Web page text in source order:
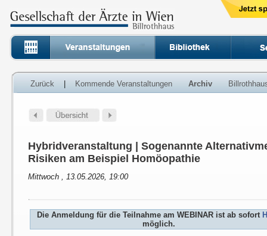
Zurück Kommende Veranstaltungen Archiv
Hybridveranstaltung | Sogenannte
Risiken am Beispiel Homöopathie
Mittwoch , 13.05.2026, 19:00
Die Anmeldung für die Teilnahme am WEBINAR ist ab sofort
möglich.